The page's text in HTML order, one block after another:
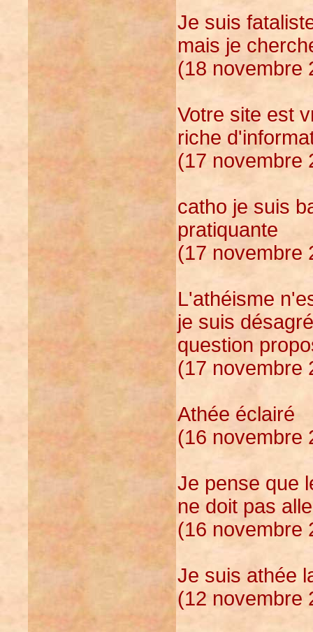
Je suis
mais je
(18 novembre
Votre site est
riche
(17 novembre
catho je suis
pratiquante
(17 novembre
L'athéisme
je suis
question
(17 novembre
Athée éclairé
(16 novembre
Je pense que
ne doit pas
(16 novembre
Je suis athée
(12 novembre